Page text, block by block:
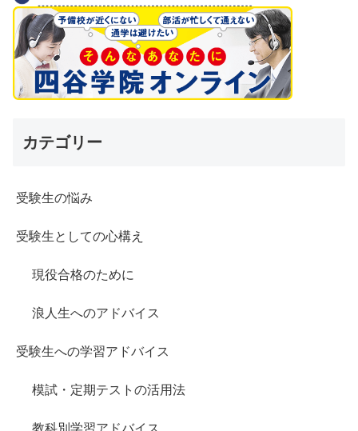
カテゴリー
受験生の悩み
受験生としての心構え
現役合格のために
浪人生へのアドバイス
受験生への学習アドバイス
模試・定期テストの活用法
教科別学習アドバイス